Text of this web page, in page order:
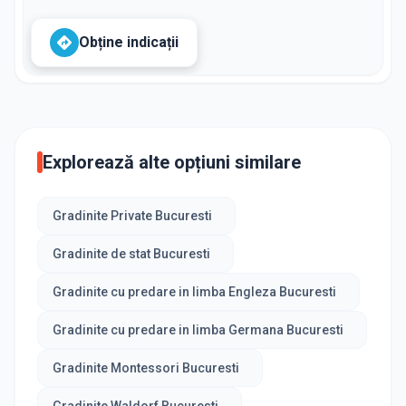
Obține indicații
Explorează alte opțiuni similare
Gradinite Private Bucuresti
Gradinite de stat Bucuresti
Gradinite cu predare in limba Engleza Bucuresti
Gradinite cu predare in limba Germana Bucuresti
Gradinite Montessori Bucuresti